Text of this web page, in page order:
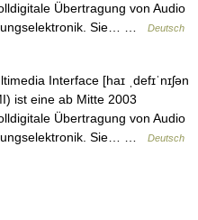
Übertragung von Audio
Sie… …
Deutsch
Interface [haɪ ˌdefɪˈnɪʃən
ist eine ab Mitte 2003
Übertragung von Audio
Sie… …
Deutsch